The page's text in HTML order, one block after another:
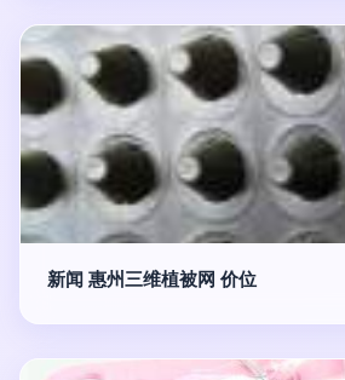
新闻 惠州三维植被网 价位